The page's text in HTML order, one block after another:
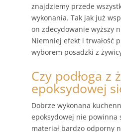
znajdziemy przede
wykonania. Tak jak już
on zdecydowanie wyższy
Niemniej efekt i trwałość
wyborem posadzki z
Czy podłoga z
epoksydowej
Dobrze wykonana
epoksydowej nie powinna
materiał bardzo odporny